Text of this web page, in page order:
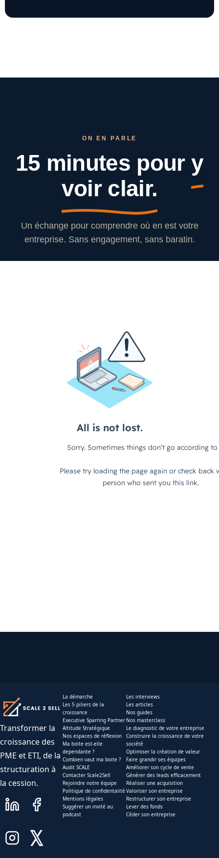
ON EN PARLE
15 minutes pour y
voir clair.
Un échange pour comprendre où en est votre
entreprise. Sans engagement, sans baratin.
Transformer la
croissance des
PME et ETI, de la
structuration à
la cession.
La démarche
Les 5 piliers de la
croissance
Executive Sparring Partner
Altitude Stratégique
Nos espaces de réflexion
Ma boite est-elle
dependante ?
Combien vaut ma boite ?
Audit SCALE
Contacter Scale2Sell
Rejoindre notre équipe
Politique de confidentalité
Mentions légales
Suggérer un invité au
podcast
Les interviews
Les articles
Nos guides
Nos masterclass
Le diagnostic de votre entreprise
Construire la croissance de votre
société
Optimiser la création de valeur
Faire grandir ses équipes
Améliorer son cycle de vente
Générer des leads efficacement
Réaliser une acquisition
Valoriser son entreprise
Restructurer son entreprise
Lever des fonds
Céder son entreprise